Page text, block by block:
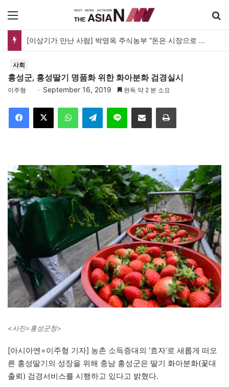
[이상기가 만난 사람] 박영옥 주식농부 “돈은 시장으로 갔지만, 투자는 사라지고 거래만 남았다”
사회
홍성군, 홍성딸기 명품화 위한 화아분화 검경실시
이주형 September 16, 2019 완독 약 2 분 소요
Telegram 이메일
<사진=홍성군청>
[아시아엔=이주형 기자] 농촌 소득증대의 ‘효자’로 새롭게 떠오
른 홍성딸기의 성장을 위해 충남 홍성군은 딸기 화아분화(꽃대
출뢰) 검경서비스를 시행하고 있다고 밝혔다.